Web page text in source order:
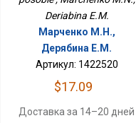
Deriabina E.M.
Марченко М.Н.,
Дерябина Е.М.
Артикул: 1422520
$17.09
Доставка за 14–20 дней